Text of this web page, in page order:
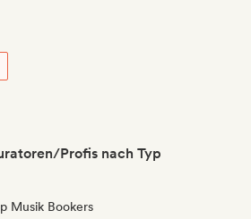
Profis nach Typ
Musik Bookers